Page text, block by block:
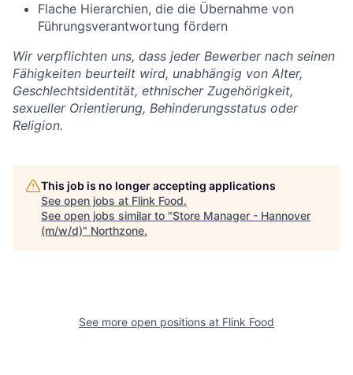
Flache Hierarchien, die die Übernahme von
Führungsverantwortung fördern
Wir verpflichten uns, dass jeder Bewerber nach seinen
Fähigkeiten beurteilt wird, unabhängig von Alter,
Geschlechtsidentität, ethnischer Zugehörigkeit,
sexueller Orientierung, Behinderungsstatus oder
Religion.
This job is no longer accepting applications
See open jobs at Flink Food.
See open jobs similar to "Store Manager - Hannover
(m/w/d)" Northzone.
See more open positions at Flink Food